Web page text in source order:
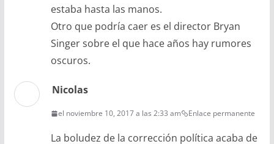
estaba hasta las manos.
Otro que podría caer es el director Bryan
Singer sobre el que hace años hay rumores
oscuros.
Nicolas
el noviembre 10, 2017 a las 2:33 am Enlace permanente
La boludez de la corrección política acaba de